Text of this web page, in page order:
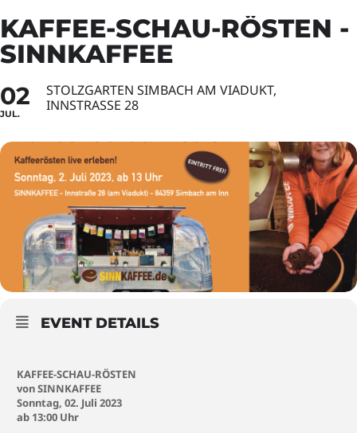
KAFFEE-SCHAU-RÖSTEN -
SINNKAFFEE
02
JUL.
STOLZGARTEN SIMBACH AM VIADUKT,
INNSTRASSE 28
EVENT DETAILS
KAFFEE-SCHAU-RÖSTEN
von SINNKAFFEE
Sonntag, 02. Juli 2023
ab 13:00 Uhr